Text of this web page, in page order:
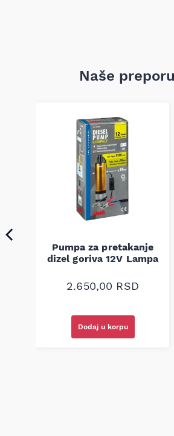
Naše
Pumpa za pretakanje
dizel goriva 12V Lampa
2.650,00 RSD
Dodaj u korpu